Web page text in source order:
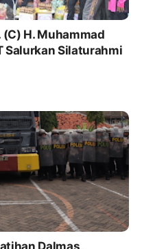
(C) H. Muhammad
Salurkan Silaturahmi